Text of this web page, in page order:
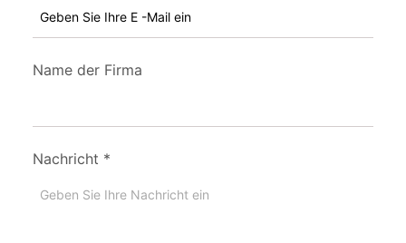
Name der Firma
Nachricht *